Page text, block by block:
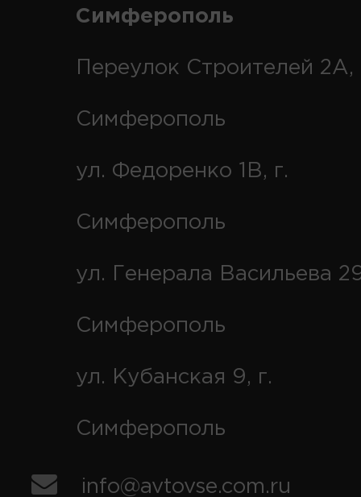
Симферополь
Переулок Строителей 2А,
Симферополь
ул. Федоренко 1В, г.
Симферополь
ул. Генерала Васильева
Симферополь
ул. Кубанская 9, г.
Симферополь
info@avtovse.com.ru